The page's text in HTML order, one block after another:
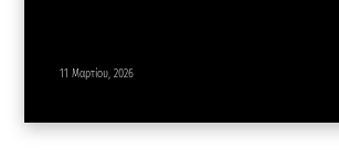
11 Μαρτίου, 2026